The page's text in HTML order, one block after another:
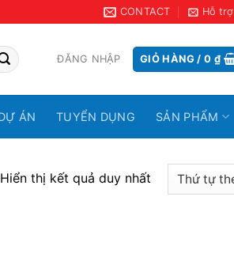
CONTACT Hỗ trợ
ĐĂNG NHẬP GIỎ HÀNG /0 ₫
ÁN TUYỂN DỤNG SẢN PHẨM
Hiển thị kết quả duy nhất